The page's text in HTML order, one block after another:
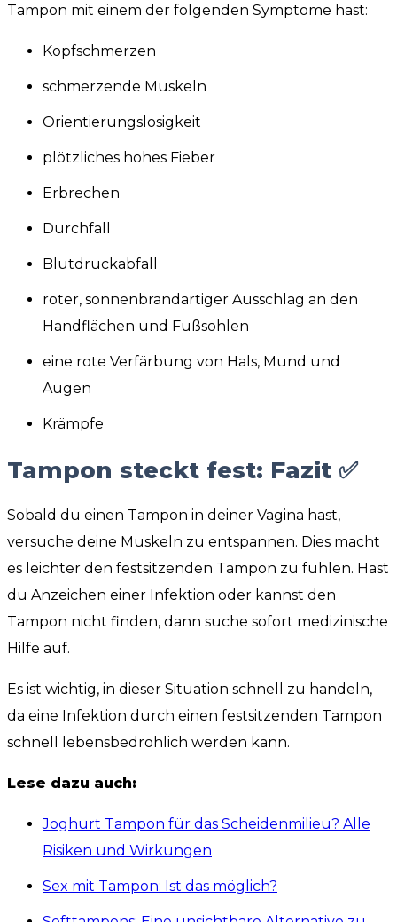
Tampon mit einem der folgenden Symptome hast:
Kopfschmerzen
schmerzende Muskeln
Orientierungslosigkeit
plötzliches hohes Fieber
Erbrechen
Durchfall
Blutdruckabfall
roter, sonnenbrandartiger Ausschlag an den
Handflächen und Fußsohlen
eine rote Verfärbung von Hals, Mund und
Augen
Krämpfe
Tampon steckt fest: Fazit ✅
Sobald du einen Tampon in deiner Vagina hast,
versuche deine Muskeln zu entspannen. Dies macht
es leichter den festsitzenden Tampon zu fühlen. Hast
du Anzeichen einer Infektion oder kannst den
Tampon nicht finden, dann suche sofort medizinische
Hilfe auf.
Es ist wichtig, in dieser Situation schnell zu handeln,
da eine Infektion durch einen festsitzenden Tampon
schnell lebensbedrohlich werden kann.
Lese dazu auch:
Joghurt Tampon für das Scheidenmilieu? Alle
Risiken und Wirkungen
Sex mit Tampon: Ist das möglich?